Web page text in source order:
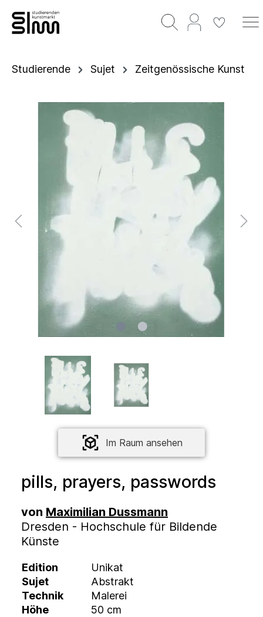
Studierende Sujet Zeitgenössische Kunst
Im Raum ansehen
pills, prayers, passwords
von Maximilian Dussmann
Dresden - Hochschule für Bildende
Künste
Edition
Unikat
Sujet
Abstrakt
Technik
Malerei
Höhe
50 cm